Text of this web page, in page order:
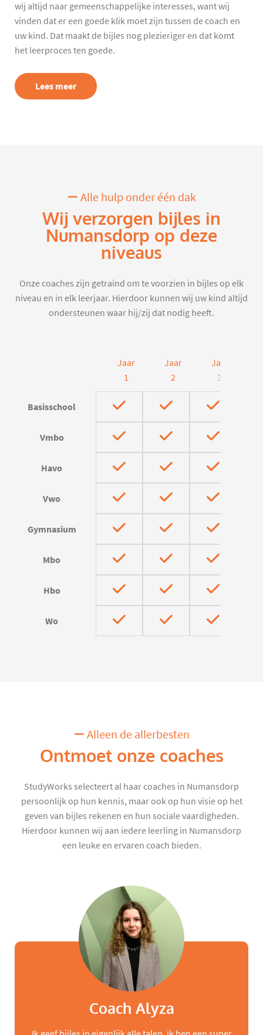
wij altijd naar gemeenschappelijke interesses, want wij
vinden dat er een goede klik moet zijn tussen de coach en
uw kind. Dat maakt de bijles nog plezieriger en dat komt
het leerproces ten goede.
Lees meer
Alle hulp onder één dak
Wij verzorgen bijles in
Numansdorp op deze
niveaus
Onze coaches zijn getraind om te voorzien in bijles op elk
niveau en in elk leerjaar. Hierdoor kunnen wij uw kind altijd
ondersteunen waar hij/zij dat nodig heeft.
Jaar
1
Jaar
2
Jaar
3
Basisschool
Vmbo
Havo
Vwo
Gymnasium
Mbo
Hbo
Wo
Alleen de allerbesten
Ontmoet onze coaches
StudyWorks selecteert al haar coaches in Numansdorp
persoonlijk op hun kennis, maar ook op hun visie op het
geven van bijles rekenen en hun sociale vaardigheden.
Hierdoor kunnen wij aan iedere leerling in Numansdorp
een leuke en ervaren coach bieden.
Coach Alyza